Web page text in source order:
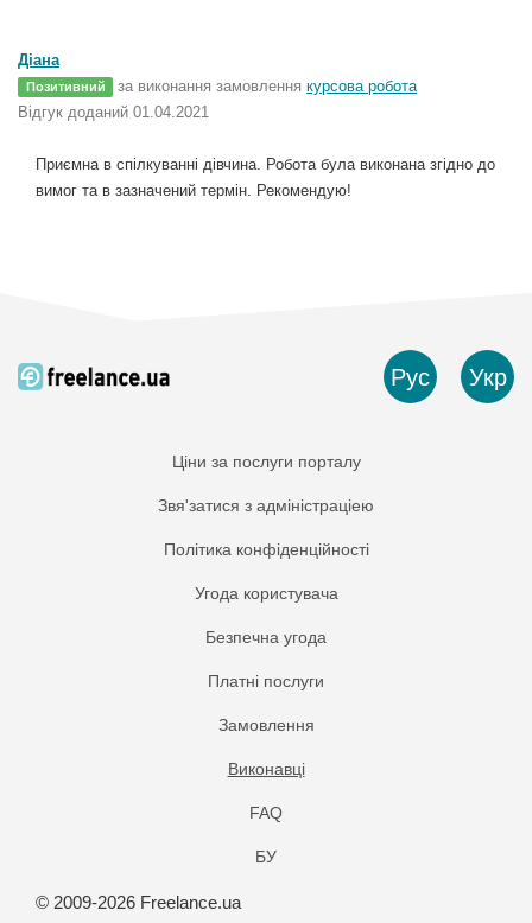
Діана
Позитивний за виконання замовленнякурсова робота
Відгук доданий 01.04.2021
Приємна в спілкуванні дівчина. Робота була виконана згідно до
вимог та в зазначений термін. Рекомендую!
Рус Укр
Ціни за послуги порталу
Звя'затися з адміністраціею
Політика конфіденційності
Угода користувача
Безпечна угода
Платнi послуги
Замовлення
Виконавці
FAQ
БУ
© 2009-2026 Freelance.ua